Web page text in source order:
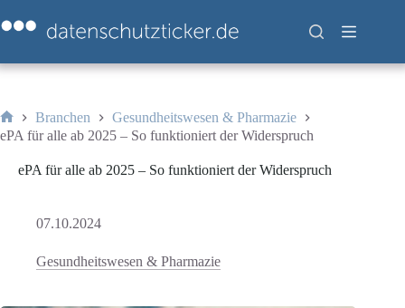
Inhalt
springen
Start
Branchen
Gesundheitswesen & Pharmazie
ePA für alle ab 2025 – So funktioniert der Widerspruch
ePA für alle ab 2025 – So funktioniert der Widerspruch
07.10.2024
Gesundheitswesen & Pharmazie